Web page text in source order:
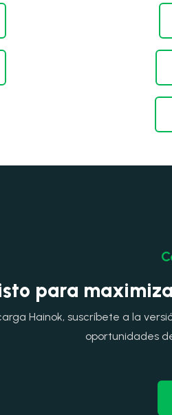
para
Hainok, suscríbete a la
oportunidades